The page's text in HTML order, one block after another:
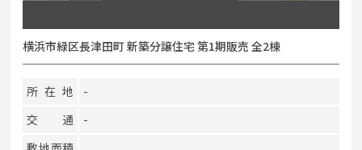
横浜市緑区長津田町 新築分譲住宅 第1期販売 全2棟
所在地
-
交通
-